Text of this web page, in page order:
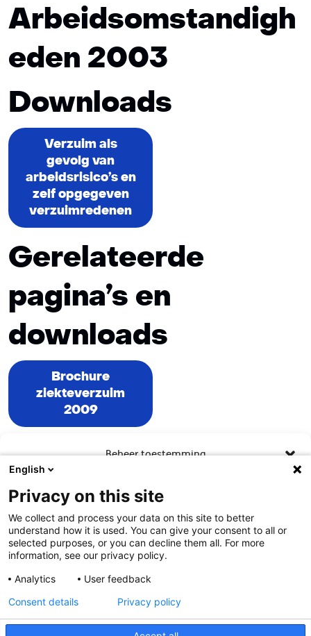
Beheer toestemming
cookies om informatie over je apparaat op te slaan en/of te raadplegen.
surfgedrag of unieke ID's op deze site verwerken. Als je geen toestemming
geeft of uw toestemming intrekt, kan dit een nadelige invloed hebben op
bepaalde functies en mogelijkheden.
Accepteren
Weiger
Arbeidsomstandigh
eden 2003
Downloads
Verzuim als
gevolg van
arbeidsrisico’s en
zelf opgegeven
verzuimredenen
Gerelateerde
pagina’s en
downloads
Brochure
ziekteverzuim
2009
Contact
English
Privacy on this site
We collect and process your data on this site to better
understand how it is used. You can give your consent to all or
selected purposes, or you can decline them all. For more
information, see our privacy policy.
Analytics
User feedback
Consent details Privacy policy